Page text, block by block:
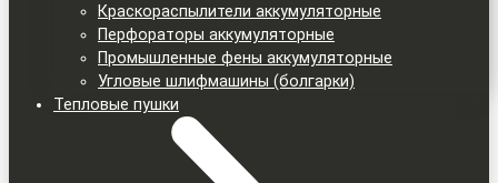
Краскораспылители аккумуляторные
Перфораторы аккумуляторные
Промышленные фены аккумуляторные
Угловые шлифмашины (болгарки)
Тепловые пушки